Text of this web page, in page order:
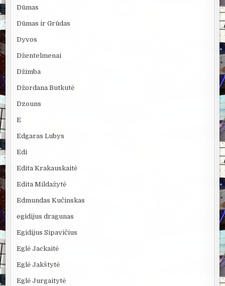
Dūmas
Dūmas ir Grūdas
Dyvos
Džentelmenai
Džimba
Džordana Butkutė
Dzouns
E
Edgaras Lubys
Edi
Edita Krakauskaitė
Edita Mildažytė
Edmundas Kučinskas
egidijus dragunas
Egidijus Sipavičius
Eglė Jackaitė
Eglė Jakštytė
Eglė Jurgaitytė